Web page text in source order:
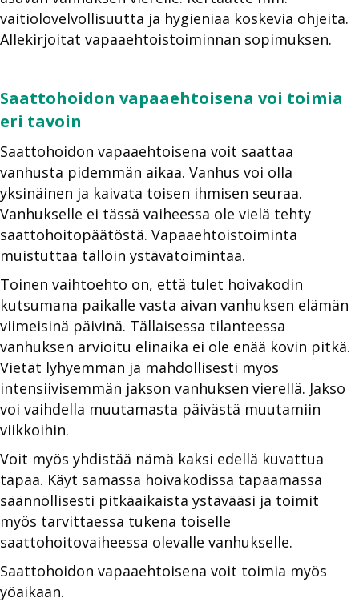
vaitiolovelvollisuutta ja hygieniaa koskevia ohjeita.
Allekirjoitat vapaaehtoistoiminnan sopimuksen.
Saattohoidon vapaaehtoisena voi toimia
eri tavoin
Saattohoidon vapaaehtoisena voit saattaa
vanhusta pidemmän aikaa. Vanhus voi olla
yksinäinen ja kaivata toisen ihmisen seuraa.
Vanhukselle ei tässä vaiheessa ole vielä tehty
saattohoitopäätöstä. Vapaaehtoistoiminta
muistuttaa tällöin ystävätoimintaa.
Toinen vaihtoehto on, että tulet hoivakodin
kutsumana paikalle vasta aivan vanhuksen elämän
viimeisinä päivinä. Tällaisessa tilanteessa
vanhuksen arvioitu elinaika ei ole enää kovin pitkä.
Vietät lyhyemmän ja mahdollisesti myös
intensiivisemmän jakson vanhuksen vierellä. Jakso
voi vaihdella muutamasta päivästä muutamiin
viikkoihin.
Voit myös yhdistää nämä kaksi edellä kuvattua
tapaa. Käyt samassa hoivakodissa tapaamassa
säännöllisesti pitkäaikaista ystävääsi ja toimit
myös tarvittaessa tukena toiselle
saattohoitovaiheessa olevalle vanhukselle.
Saattohoidon vapaaehtoisena voit toimia myös
yöaikaan.